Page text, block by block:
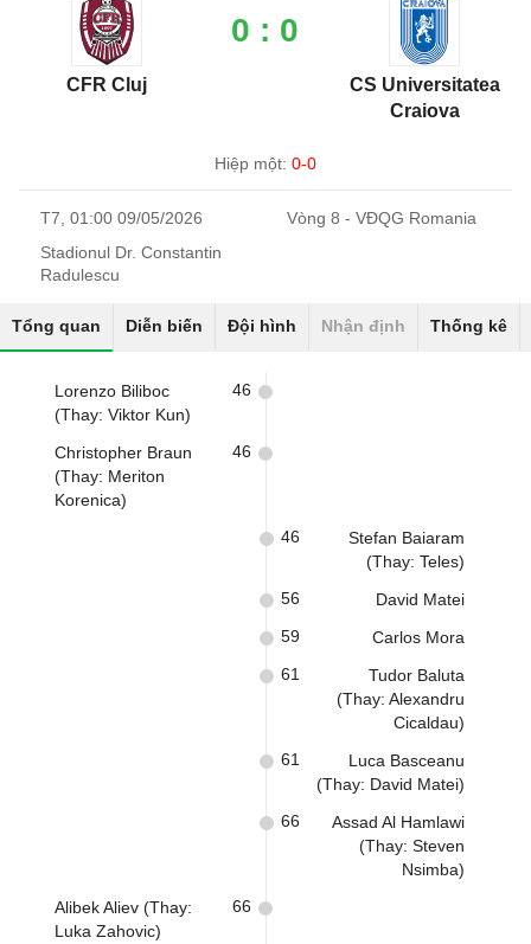
CFR Cluj
0 : 0
CS Universitatea
Craiova
Hiệp một: 0-0
T7, 01:00 09/05/2026
Vòng 8 - VĐQG Romania
Stadionul Dr. Constantin
Radulescu
Tổng quan Diễn biến Đội hình Nhận định Thống kê
Lorenzo Biliboc
(Thay: Viktor Kun)
46
Christopher Braun
(Thay: Meriton
Korenica)
46
Stefan Baiaram
(Thay: Teles)
46
David Matei
56
Carlos Mora
59
Tudor Baluta
(Thay: Alexandru
Cicaldau)
61
Luca Basceanu
(Thay: David Matei)
61
Assad Al Hamlawi
(Thay: Steven
Nsimba)
66
Alibek Aliev (Thay:
Luka Zahovic)
66